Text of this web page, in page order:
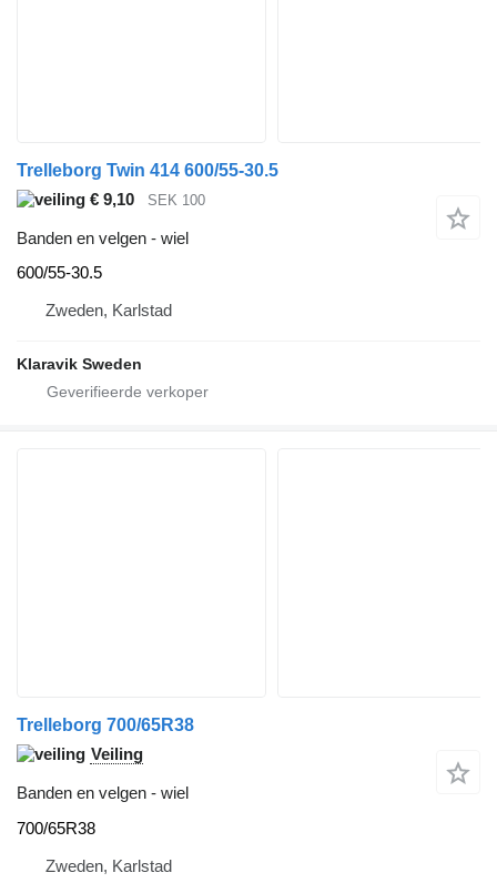
Trelleborg Twin 414 600/55-30.5
€ 9,10
SEK 100
Banden en velgen - wiel
600/55-30.5
Zweden, Karlstad
Klaravik Sweden
Trelleborg 700/65R38
Veiling
Banden en velgen - wiel
700/65R38
Zweden, Karlstad